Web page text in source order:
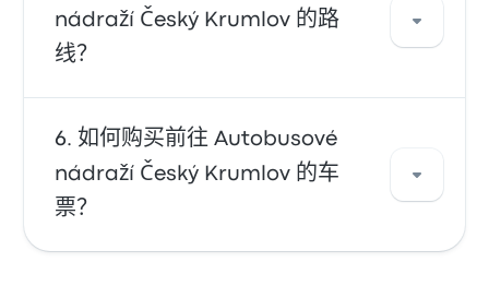
Krumlov 到 柏林 的票价大约为 ¥433。该路线由
RegioJet 和 FlixBus 运营，大约需要 9h 30m。
请注意，票价可能因交通方式、出行时间和季节
nádraží Český Krumlov 的路
线？
您可以乘坐 FlixBus、RegioJet 或 Atlasbus 的车
次前往 Autobusové nádraží Český Krumlov。
该公司每天提供 921 趟车次，最早一班 巴士 在 上
午12:15 发车，末班 巴士 在 下午11:59 发车。
如何购买前往 Autobusové
nádraží Český Krumlov 的车
票？